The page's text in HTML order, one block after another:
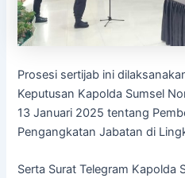
Prosesi sertijab ini
Keputusan Kapolda Sumsel
13 Januari 2025 tentang
Pengangkatan Jabatan di
Serta Surat Telegram Kapolda